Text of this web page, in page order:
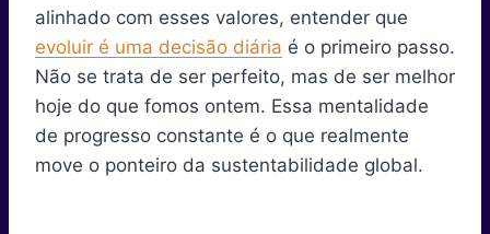
alinhado com esses valores, entender que
evoluir é uma decisão diária é o primeiro passo.
Não se trata de ser perfeito, mas de ser melhor
hoje do que fomos ontem. Essa mentalidade
de progresso constante é o que realmente
move o ponteiro da sustentabilidade global.